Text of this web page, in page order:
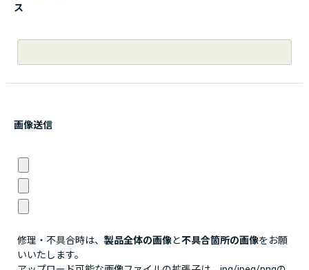
ス
画像送信
修理・不具合時は、 製品全体の画像と不具合箇所の画像をお願
いいたします。